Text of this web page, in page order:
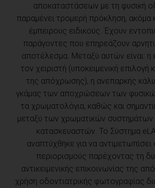
αποκαταστάσεων με τη φυσική
παραμένει τρομερή πρόκληση, ακόμα
έμπειρους ειδικούς. Έχουν
παράγοντες που επηρεάζουν
αποτέλεσμα. Μεταξύ αυτών είναι: η
τον χειριστή (υποκειμενική επιλογή
της απόχρωσης), η ανεπαρκής
γκάμας των αποχρώσεων των
τα χρωματολόγια, καθώς και
μεταξύ των χρωματικών
κατασκευαστών. Το Σύστημα
αναπτύχθηκε για να
περιορισμούς παρέχοντας τη
αντικειμενικής επικοινωνίας της
χρήση οδοντιατρικής φωτογραφίας